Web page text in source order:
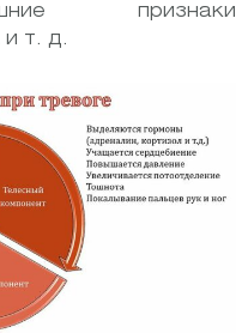
признаки
т. д.